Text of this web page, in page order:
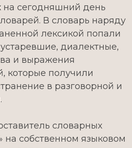
на сегодняшний день
В словарь наряду
лексикой попали
диалектные,
и выражения
которые получили
в разговорной и
словарных
на собственном языковом